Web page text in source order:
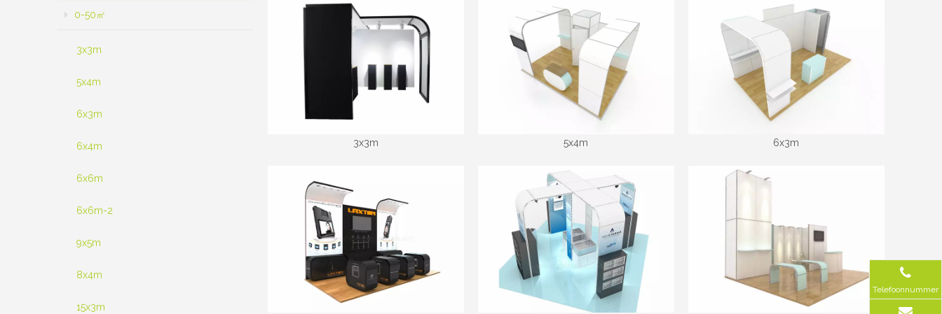
0-50㎡
3x3m
5x4m
6x3m
6x4m
6x6m
6x6m-2
9x5m
8x4m
15x3m
3x3m 5x4m 6x3m
Telefoonnummer